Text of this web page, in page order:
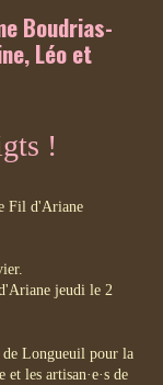
Boudrias-
Léo et
!
Fil d'Ariane
jeudi le 2
de Longueuil pour la
les artisan·e·s de